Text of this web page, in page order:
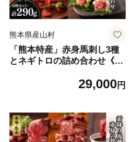
熊本県産山村
「熊本特産」赤身馬刺し3種
とネギトロの詰め合わせ《30
29,000円